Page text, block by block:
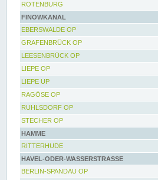
ROTENBURG
FINOWKANAL
EBERSWALDE OP
GRAFENBRÜCK OP
LEESENBRÜCK OP
LIEPE OP
LIEPE UP
RAGÖSE OP
RUHLSDORF OP
STECHER OP
HAMME
RITTERHUDE
HAVEL-ODER-WASSERSTRASSE
BERLIN-SPANDAU OP